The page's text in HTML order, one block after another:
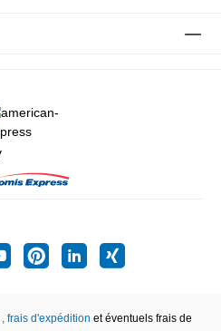
, frais d'expédition et éventuels frais de